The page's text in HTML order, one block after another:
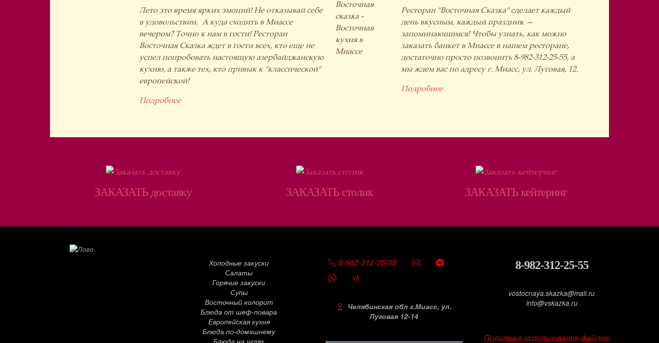
Лето это время ярких эмоций! Не отказывай себе
в удовольствии. А куда сходить в Миассе
вечером? Точно к нам в гости! Ресторан
Восточная Сказка ждет в гости всех, кто еще не
успел попробовать настоящую азербайджанскую
кухню, а также тех, кто привык к "классической"
европейской!
Подробнее
Ресторан "Восточная Сказка" сделает каждый
день вкусным, каждый праздник —
запоминающимся! Чтобы узнать, как можно
заказать банкет в Миассе в нашем ресторане,
достаточно просто позвонить 8-982-312-25-55, а
мы ждем вас по адресу г. Миасс, ул. Луговая, 12.
Подробнее
ЗАКАЗАТЬ доставку ЗАКАЗАТЬ столик ЗАКАЗАТЬ кейтеринг
Холодные закуски
Салаты
Горячие закуски
Супы
Восточный колорит
Блюда от шеф-повара
Европейская кухня
Блюда по-домашнему
SOCIAL8-982-312-25-55
vk
Челябинская обл г.Миасс, ул.
Луговая 12-14
8-982-312-25-55
vostocnaya.skazka@mail.ru
info@vskazka.ru
ПОДВАЛ
Политика использования файлов